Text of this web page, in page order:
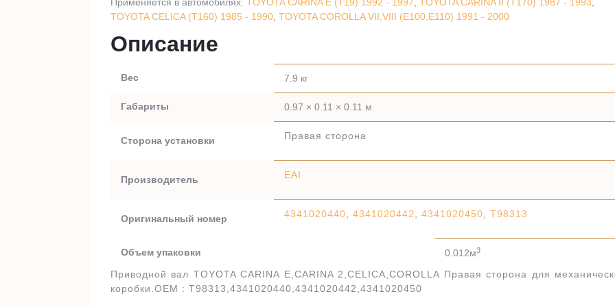
Применяется в автомобилях: TOYOTA CARINA E (T19) 1992 - 1997, TOYOTA CARINA II (T170) 1987 - 1993,
TOYOTA CELICA (T160) 1985 - 1990, TOYOTA COROLLA VII,VIII (E100,E110) 1991 - 2000
Описание
Вес 7.9 кг
Габариты 0.97 × 0.11 × 0.11 м
Сторона установки Правая сторона
Производитель EAI
Оригинальный номер 4341020440, 4341020442, 4341020450, T98313
Объем упаковки 0.012м3
Приводной вал TOYOTA CARINA E,CARINA 2,CELICA,COROLLA Правая сторона для
коробки.OEM : T98313,4341020440,4341020442,4341020450